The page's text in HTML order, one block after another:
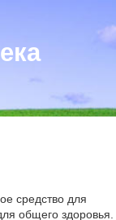
средство для
общего здоровья.